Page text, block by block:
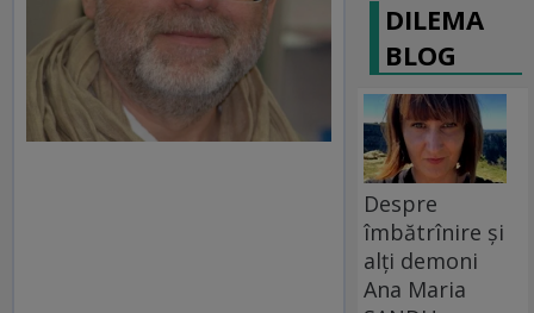
DILEMA
BLOG
Despre
îmbătrînire și
alți demoni
Ana Maria